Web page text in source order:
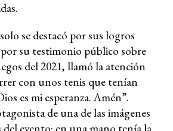
se destacó por sus logros
su testimonio público sobre
del 2021, llamó la atención
con unos tenis que tenían
es mi esperanza. Amén”.
de una de las imágenes